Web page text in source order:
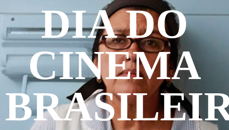
DIA DO
CINEMA